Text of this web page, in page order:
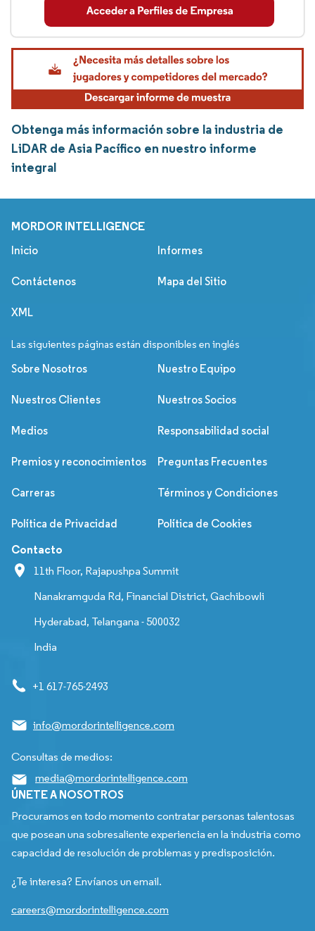
Obtenga más información sobre la industria de
LiDAR de Asia Pacífico en nuestro informe
integral
MORDOR INTELLIGENCE
Inicio Informes
Contáctenos Mapa del Sitio
XML
Las siguientes páginas están disponibles en inglés
Sobre Nosotros Nuestro Equipo
Nuestros Clientes Nuestros Socios
Medios Responsabilidad social
Premios y reconocimientos Preguntas Frecuentes
Carreras Términos y Condiciones
Política de Privacidad Política de Cookies
Contacto
11th Floor, Rajapushpa Summit
Nanakramguda Rd, Financial District, Gachibowli
Hyderabad, Telangana - 500032
India
+1 617-765-2493
info@mordorintelligence.com
Consultas de medios:
media@mordorintelligence.com
ÚNETE A NOSOTROS
Procuramos en todo momento contratar personas talentosas
que posean una sobresaliente experiencia en la industria como
capacidad de resolución de problemas y predisposición.
¿Te interesa? Envíanos un email.
careers@mordorintelligence.com